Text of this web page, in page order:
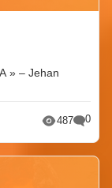
» – Jehan
487 0